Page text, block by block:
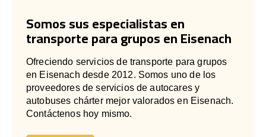
Somos sus especialistas en
transporte para grupos en Eisenach
Ofreciendo servicios de transporte para grupos
en Eisenach desde 2012. Somos uno de los
proveedores de servicios de autocares y
autobuses chárter mejor valorados en Eisenach.
Contáctenos hoy mismo.